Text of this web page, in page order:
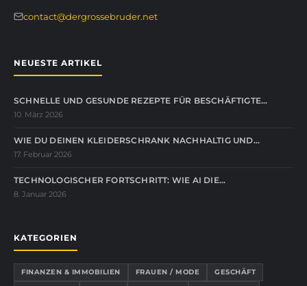
contact@dergrossebruder.net
NEUESTE ARTIKEL
SCHNELLE UND GESUNDE REZEPTE FÜR BESCHÄFTIGTE…
10. März 2026
WIE DU DEINEN KLEIDERSCHRANK NACHHALTIG UND…
17. Februar 2026
TECHNOLOGISCHER FORTSCHRITT: WIE AI DIE…
8. Januar 2026
KATEGORIEN
FINANZEN & IMMOBILIEN FRAUEN / MODE
GESCHÄFT